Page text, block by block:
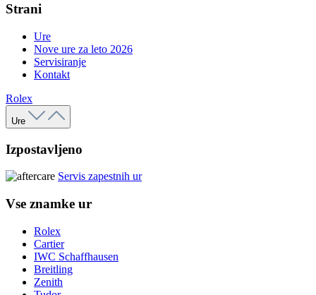
Strani
Ure
Nove ure za leto 2026
Servisiranje
Kontakt
Rolex
Ure
Izpostavljeno
Servis zapestnih ur
Vse znamke ur
Rolex
Cartier
IWC Schaffhausen
Breitling
Zenith